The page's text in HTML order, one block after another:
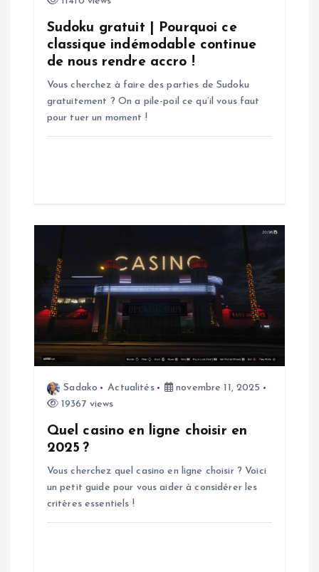
e
Sudoku gratuit | Pourquoi ce
classique indémodable continue
de nous rendre accro !
Vous cherchez à faire des parties de Sudoku
gratuitement ? On a pile-poil ce qu’il vous faut
pour tuer un moment !
Sadako Actualités
novembre 11, 2025
19367 views
Quel casino en ligne choisir en
2025 ?
Vous cherchez quel casino en ligne choisir ? Voici
un petit guide pour vous aider à considérer les
critères essentiels !